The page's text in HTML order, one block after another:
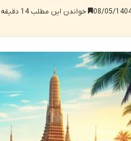
خواندن این مطلب 14 دقیقه زمان میبرد